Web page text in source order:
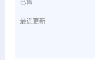
已售
最近更新